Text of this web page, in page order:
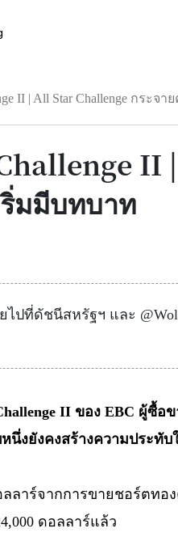
II | All Star Challenge กระ
II
มมีบทบาท
ยไปที่ดัชนีสหรัฐฯ และ
II ของ EBC ผู้ซื้อ
งยังคงสร้างความประทั
ลลาร์จากการขายชอร์ตท
ดอลลาร์แล้ว